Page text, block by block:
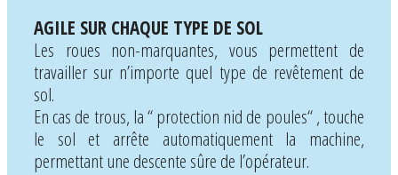
AGILE SUR CHAQUE TYPE DE SOL
Les roues non-marquantes, vous permettent de
travailler sur n’importe quel type de revêtement de
sol.
En cas de trous, la “ protection nid de poules“ , touche
le sol et arrête automatiquement la machine,
permettant une descente sûre de l’opérateur.